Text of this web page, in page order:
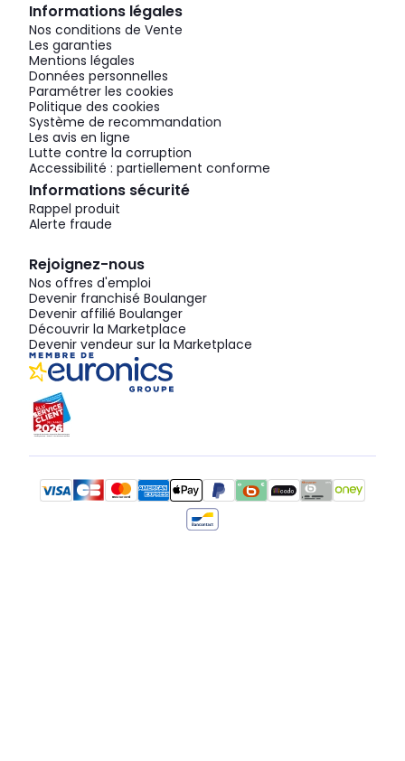
Informations légales
Nos conditions de Vente
Les garanties
Mentions légales
Données personnelles
Paramétrer les cookies
Politique des cookies
Système de recommandation
Les avis en ligne
Lutte contre la corruption
Accessibilité : partiellement conforme
Informations sécurité
Rappel produit
Alerte fraude
Rejoignez-nous
Nos offres d'emploi
Devenir franchisé Boulanger
Devenir affilié Boulanger
Découvrir la Marketplace
Devenir vendeur sur la Marketplace